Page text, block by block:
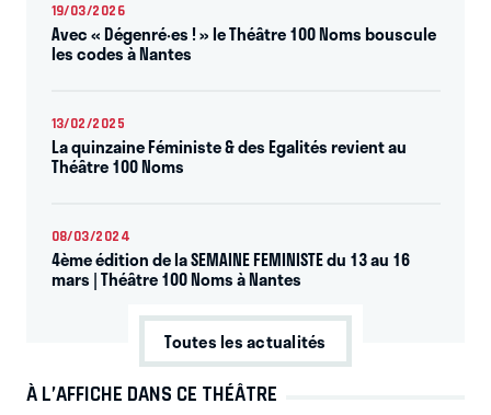
19/03/2026
Avec « Dégenré·es ! » le Théâtre 100 Noms bouscule
les codes à Nantes
13/02/2025
La quinzaine Féministe & des Egalités revient au
Théâtre 100 Noms
08/03/2024
4ème édition de la SEMAINE FEMINISTE du 13 au 16
mars | Théâtre 100 Noms à Nantes
Toutes les actualités
À L’AFFICHE DANS CE THÉÂTRE